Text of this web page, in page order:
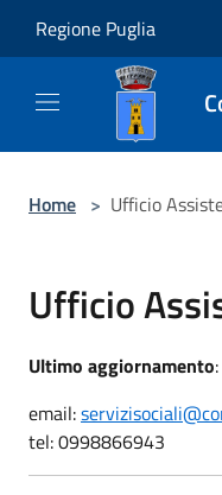
Regione Puglia
Home > Ufficio
Ufficio
Ultimo aggiornamento
email:
tel: 0998866943